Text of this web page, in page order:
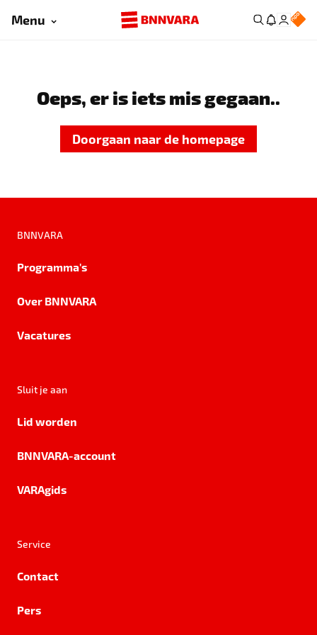
Menu
Oeps, er is iets mis gegaan..
Doorgaan naar de homepage
BNNVARA
Programma's
Over BNNVARA
Vacatures
Sluit je aan
Lid worden
BNNVARA-account
VARAgids
Service
Contact
Pers